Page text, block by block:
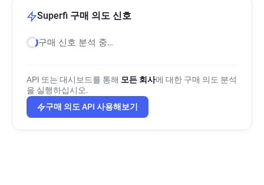
Superfi 구매 의도 신호
구매 신호 분석 중…
API 또는 대시보드를 통해 모든 회사에 대한 구매 의도 분석
을 실행하십시오.
구매 의도 API 사용해보기